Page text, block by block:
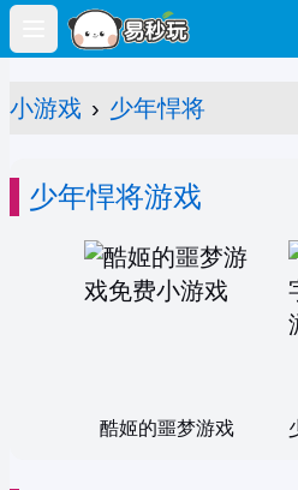
Open main menu
小游戏 › 少年悍将
少年悍将游戏
酷姬的噩梦游戏